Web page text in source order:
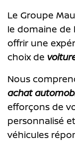
Le Groupe
le domaine de
offrir une
choix de
Nous
achat
efforçons de
personnalisé
véhicules